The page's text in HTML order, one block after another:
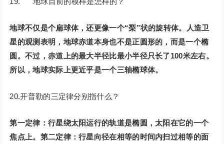
地球不仅是个扁球体，还更像一个“梨”状的旋转体。人造卫
星的观测表明，地球赤道本身也不是正圆形的，而是一个椭
圆。不过，赤道上的最大半径比最小半径只长了100米左右。
所以，地球实际上更近乎是一个三轴椭球体。
20.开普勒的三定律分别指什么？
第一定律：行星绕太阳运行的轨道是椭圆，太阳在它的一个
焦点上。第二定律：行星向径在相等的时间内扫过相等的面